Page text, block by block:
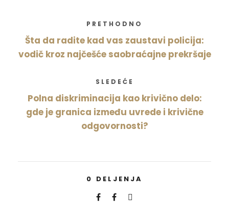
PRETHODNO
Šta da radite kad vas zaustavi policija:
vodič kroz najčešće saobraćajne prekršaje
SLEDEĆE
Polna diskriminacija kao krivično delo:
gde je granica između uvrede i krivične
odgovornosti?
0 DELJENJA